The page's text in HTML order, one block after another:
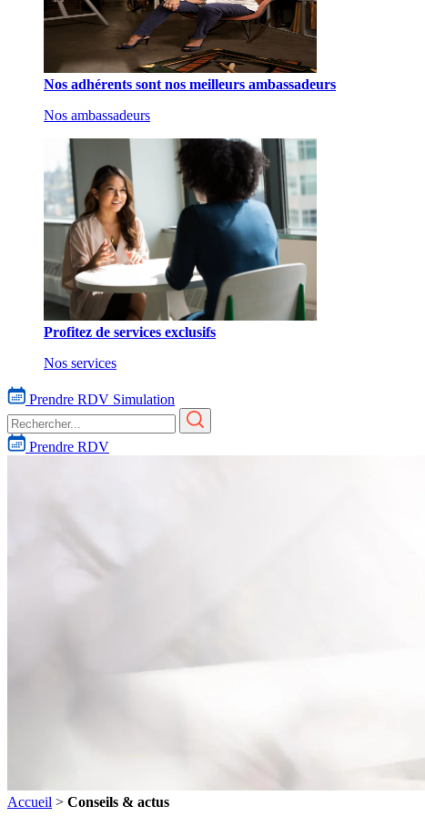
Nos adhérents sont nos meilleurs ambassadeurs
Nos ambassadeurs
Profitez de services exclusifs
Nos services
Prendre RDV Simulation
Prendre RDV
Accueil > Conseils & actus